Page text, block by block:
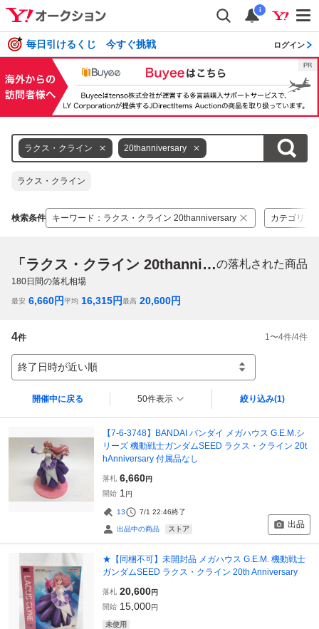
i
毎日引けるくじ 今すぐ挑戦 ログイン
ラクス・クライン 20thanniversary
ラクス・クライン
検索条件 キーワード ： ラクス・クライン 20thanniversary カテゴリ
「ラクス・クライン 20thanniversary」の落札された商品
180日間の落札相場
最安 6,660円平均 16,315円最高 20,600円
4件 1 〜4件/4件
終了日時が近い順
開催中に戻る 50件表示 絞り込み(1)
【7-6-3748】BANDAI バンダイ メガハウス G.E.M.シ
リーズ 機動戦士ガンダムSEED ラクス・クライン 20t
hAnniversary 付属品なし
落札 6,660円
開始 1 円
13 7/1 22:46終了
出品中の商品 ストア 出品
★【同梱不可】未開封品 メガハウス G.E.M. 機動戦士
ガンダムSEED ラクス・クライン 20th Anniversary
落札 20,600円
開始 15,000円
未使用